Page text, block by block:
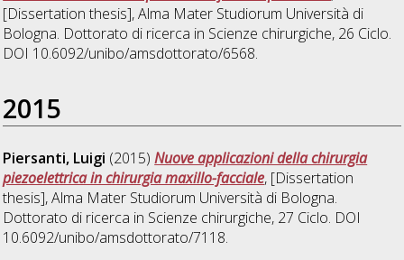
[Dissertation thesis], Alma Mater Studiorum Università di
Bologna. Dottorato di ricerca in Scienze chirurgiche, 26 Ciclo.
DOI 10.6092/unibo/amsdottorato/6568.
2015
Piersanti, Luigi (2015)Nuove applicazioni della chirurgia
piezoelettrica in chirurgia maxillo-facciale, [Dissertation
thesis], Alma Mater Studiorum Università di Bologna.
Dottorato di ricerca in Scienze chirurgiche, 27 Ciclo. DOI
10.6092/unibo/amsdottorato/7118.